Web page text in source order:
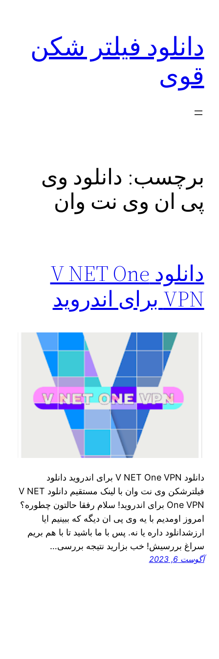
دانلود فیلتر شکن
قوی
برچسب: دانلود وی
پی ان وی نت وان
دانلود V NET One
VPN برای اندروید
دانلود V NET One VPN برای اندروید دانلود
فیلترشکن وی نت وان با لینک مستقیم دانلود V NET
One VPN برای اندروید! سلام رفقا حالتون چطوره؟
امروز اومدیم با یه وی پی ان دیگه که ببینیم ایا
ارزشدانلود داره یا نه. پس با ما باشید تا با هم بریم
سراغ بررسیش! خب بزارید نتیجه بررسی…
آگوست 6, 2023